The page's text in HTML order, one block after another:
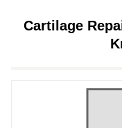
Cartilage